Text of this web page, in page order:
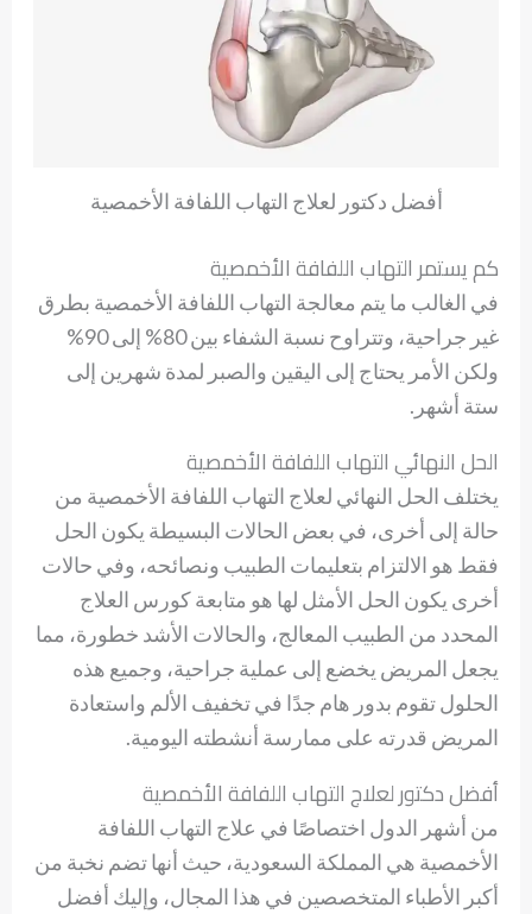
أفضل دكتور لعلاج التهاب اللفافة الأخمصية
كم يستمر التهاب اللفافة الأخمصية
في الغالب ما يتم معالجة التهاب اللفافة الأخمصية بطرق
غير جراحية، وتتراوح نسبة الشفاء بين 80% إلى 90%
ولكن الأمر يحتاج إلى اليقين والصبر لمدة شهرين إلى
ستة أشهر.
الحل النهائي التهاب اللفافة الأخمصية
يختلف الحل النهائي لعلاج التهاب اللفافة الأخمصية من
حالة إلى أخرى، في بعض الحالات البسيطة يكون الحل
فقط هو الالتزام بتعليمات الطبيب ونصائحه، وفي حالات
أخرى يكون الحل الأمثل لها هو متابعة كورس العلاج
المحدد من الطبيب المعالج، والحالات الأشد خطورة، مما
يجعل المريض يخضع إلى عملية جراحية، وجميع هذه
الحلول تقوم بدور هام جدًا في تخفيف الألم واستعادة
المريض قدرته على ممارسة أنشطته اليومية.
أفضل دكتور لعلاج التهاب اللفافة الأخمصية
من أشهر الدول اختصاصًا في علاج التهاب اللفافة
الأخمصية هي المملكة السعودية، حيث أنها تضم نخبة من
أكبر الأطباء المتخصصين في هذا المجال، وإليك أفضل